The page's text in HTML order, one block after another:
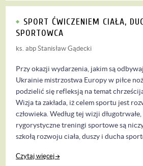
SPORT ĆWICZENIEM CIAŁA,
SPORTOWCA
ks. abp Stanisław Gądecki
Przy okazji wydarzenia, jakim są
Ukrainie mistrzostwa Europy w piłce
podzielić się refleksją na temat
Wizja ta zakłada, iż celem sportu jest
człowieka. Według tej wizji długotrwałe,
rygorystyczne treningi sportowe są
szkołą rozwoju ciała, duszy i ducha
Czytaj więcej